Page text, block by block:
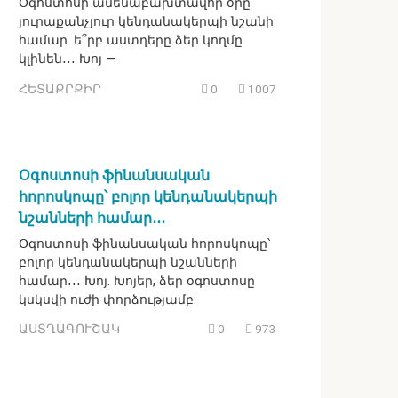
Օգոստոսի ամենաբախտավոր օրը`
յուրաքանչյուր կենդանակերպի նշանի
համար. ե՞րբ աստղերը ձեր կողմը
կլինեն․․․ Խոյ —
ՀԵՏԱՔՐՔԻՐ 0 1007
Օգոստոսի ֆինանսական
հորոսկոպը՝ բոլոր կենդանակերպի
նշանների համար․․․
Օգոստոսի ֆինանսական հորոսկոպը՝
բոլոր կենդանակերպի նշանների
համար․․․ Խոյ. Խոյեր, ձեր օգոստոսը
կսկսվի ուժի փորձությամբ:
ԱՍՏՂԱԳՈՒՇԱԿ 0 973